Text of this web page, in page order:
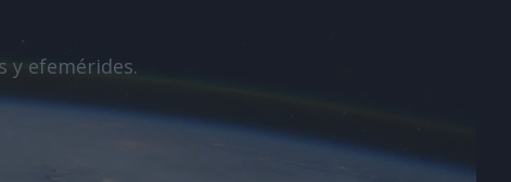
y efemérides.